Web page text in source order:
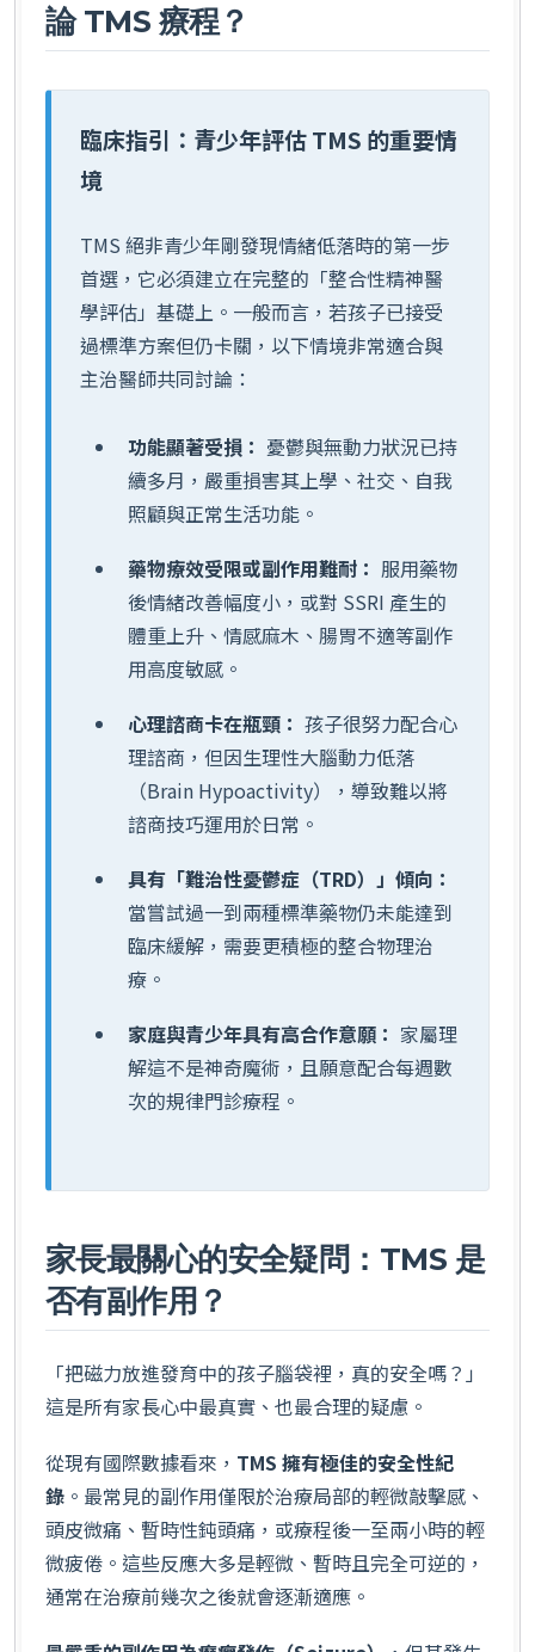
論 TMS 療程？
臨床指引：青少年評估 TMS 的重要情
境
TMS 絕非青少年剛發現情緒低落時的第一步
首選，它必須建立在完整的「整合性精神醫
學評估」基礎上。一般而言，若孩子已接受
過標準方案但仍卡關，以下情境非常適合與
主治醫師共同討論：
功能顯著受損： 憂鬱與無動力狀況已持
續多月，嚴重損害其上學、社交、自我
照顧與正常生活功能。
藥物療效受限或副作用難耐： 服用藥物
後情緒改善幅度小，或對 SSRI 產生的
體重上升、情感麻木、腸胃不適等副作
用高度敏感。
心理諮商卡在瓶頸： 孩子很努力配合心
理諮商，但因生理性大腦動力低落
（Brain Hypoactivity），導致難以將
諮商技巧運用於日常。
具有「難治性憂鬱症（TRD）」傾向：
當嘗試過一到兩種標準藥物仍未能達到
臨床緩解，需要更積極的整合物理治
療。
家庭與青少年具有高合作意願： 家屬理
解這不是神奇魔術，且願意配合每週數
次的規律門診療程。
家長最關心的安全疑問：TMS 是
否有副作用？
「把磁力放進發育中的孩子腦袋裡，真的安全嗎？」
這是所有家長心中最真實、也最合理的疑慮。
從現有國際數據看來， TMS 擁有極佳的安全性紀
錄 。最常見的副作用僅限於治療局部的輕微敲擊感、
頭皮微痛、暫時性鈍頭痛，或療程後一至兩小時的輕
微疲倦。這些反應大多是輕微、暫時且完全可逆的，
通常在治療前幾次之後就會逐漸適應。